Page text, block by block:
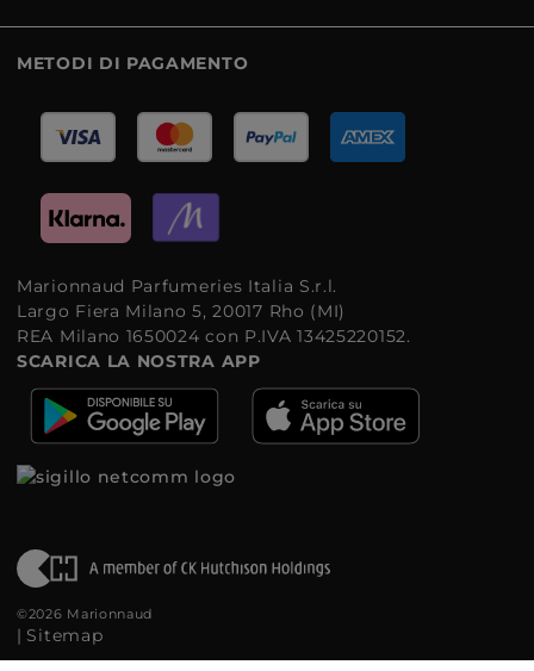
METODI DI PAGAMENTO
Marionnaud Parfumeries Italia S.r.l.
Largo Fiera Milano 5, 20017 Rho (MI)
REA Milano 1650024 con P.IVA 13425220152.
SCARICA LA NOSTRA APP
©2026 Marionnaud
| Sitemap